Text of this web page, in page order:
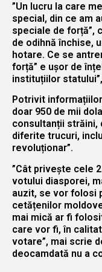
”Un lucru la care
special, din ce am
speciale de forță”,
de odihnă închise,
hotare. Ce se
forță” e ușor de
instituțiilor
Potrivit
doar 950 de mii
consultanții străini,
diferite trucuri,
revoluționar”.
”Cât privește cele
votului diasporei,
auzit, se vor folosi
cetățenilor
mai mică ar fi
care vor fi, în
votare”, mai scrie
deocamdată nu a